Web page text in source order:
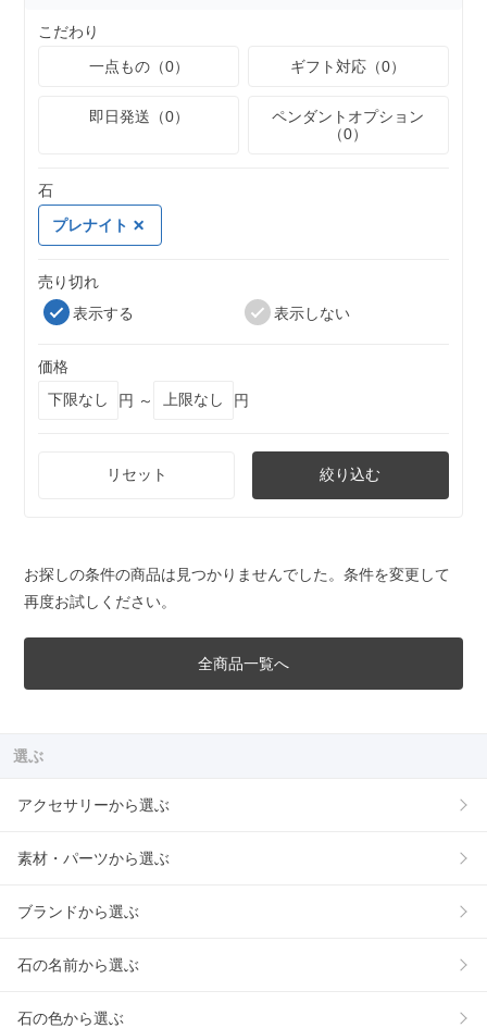
こだわり
一点もの（0）
ギフト対応（0）
即日発送（0）
ペンダントオプション
（0）
石
プレナイト
売り切れ
表示する
表示しない
価格
円 ～
円
リセット 絞り込む
お探しの条件の商品は見つかりませんでした。条件を変更して
再度お試しください。
全商品一覧へ
選ぶ
アクセサリーから選ぶ
素材・パーツから選ぶ
ブランドから選ぶ
石の名前から選ぶ
石の色から選ぶ